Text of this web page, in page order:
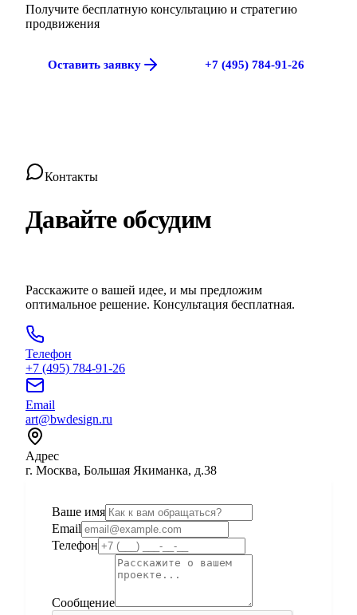
Получите бесплатную консультацию и стратегию
продвижения
Оставить заявку +7 (495) 784-91-26
Контакты
Давайте обсудим
Расскажите о вашей идее, и мы предложим
оптимальное решение. Консультация бесплатная.
Телефон
+7 (495) 784-91-26
Email
art@bwdesign.ru
Адрес
г. Москва, Большая Якиманка, д.38
Ваше имя
Email
Телефон
Сообщение